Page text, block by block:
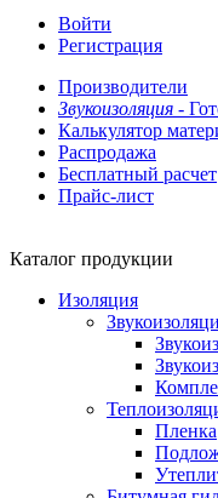
Войти
Регистрация
Производители
Звукоизоляция -
Калькулятор
Распродажа
Бесплатный расчет
Прайс-лист
Каталог продукции
Изоляция
Пленка